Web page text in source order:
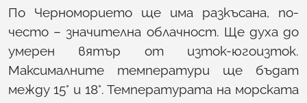
По Черноморието ще има разкъсана, по-
често – значителна облачност. Ще духа до
умерен вятър от изток-югоизток.
Максималните температури ще бъдат
между 15° и 18°. Температурата на морската